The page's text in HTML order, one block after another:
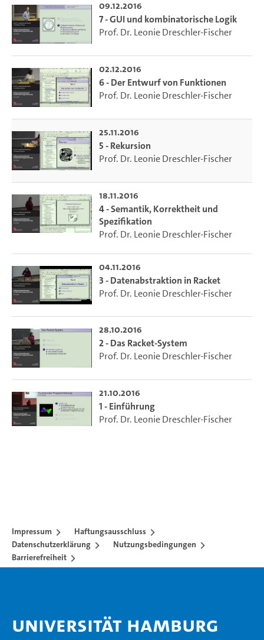
09.12.2016
7 - GUI und kombinatorische Logik
Prof. Dr. Leonie Dreschler-Fischer
02.12.2016
6 - Der Entwurf von Funktionen
Prof. Dr. Leonie Dreschler-Fischer
25.11.2016
5 - Rekursion
Prof. Dr. Leonie Dreschler-Fischer
18.11.2016
4 - Semantik, Korrektheit und
Spezifikation
Prof. Dr. Leonie Dreschler-Fischer
04.11.2016
3 - Datenabstraktion in Racket
Prof. Dr. Leonie Dreschler-Fischer
28.10.2016
2 - Das Racket-System
Prof. Dr. Leonie Dreschler-Fischer
21.10.2016
1 - Einführung
Prof. Dr. Leonie Dreschler-Fischer
Impressum
Haftungsausschluss
Datenschutzerklärung
Nutzungsbedingungen
Barrierefreiheit
Universität Hamburg